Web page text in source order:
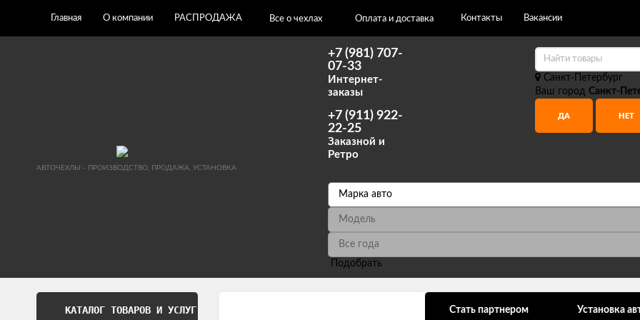
Главная О компании РАСПРОДАЖА Все о чехлах Оплата и доставка Контакты Вакансии
АВТОЧЕХЛЫ - ПРОИЗВОДСТВО, ПРОДАЖА, УСТАНОВКА
+7 (981) 707-
07-33
Интернет-
заказы
+7 (911) 922-
22-25
Заказной и
Ретро
Санкт-Петербург
Ваш город Санкт-
Подобрать
КАТАЛОГ ТОВАРОВ И УСЛУГ Стать партнером Установка